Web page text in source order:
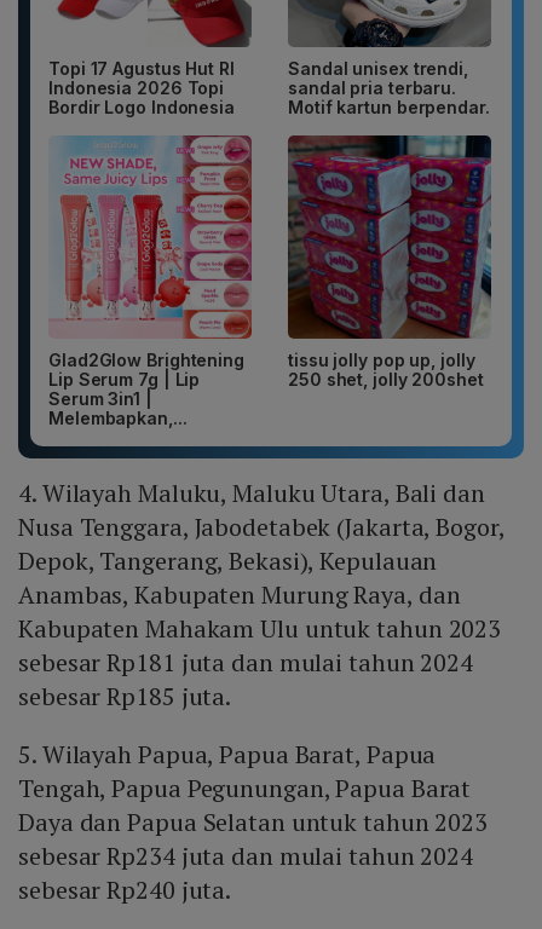
Topi 17 Agustus Hut RI
Indonesia 2026 Topi
Bordir Logo Indonesia
Sandal unisex trendi,
sandal pria terbaru.
Motif kartun berpendar.
Glad2Glow Brightening
Lip Serum 7g | Lip
Serum 3in1 |
Melembapkan,...
tissu jolly pop up, jolly
250 shet, jolly 200shet
4. Wilayah Maluku, Maluku Utara, Bali dan
Nusa Tenggara, Jabodetabek (Jakarta, Bogor,
Depok, Tangerang, Bekasi), Kepulauan
Anambas, Kabupaten Murung Raya, dan
Kabupaten Mahakam Ulu untuk tahun 2023
sebesar Rp181 juta dan mulai tahun 2024
sebesar Rp185 juta.
5. Wilayah Papua, Papua Barat, Papua
Tengah, Papua Pegunungan, Papua Barat
Daya dan Papua Selatan untuk tahun 2023
sebesar Rp234 juta dan mulai tahun 2024
sebesar Rp240 juta.